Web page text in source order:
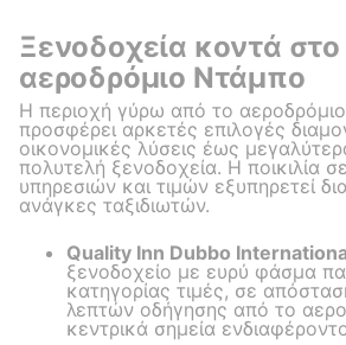
Ξενοδοχεία κοντά στο
αεροδρόμιο Ντάμπο
Η περιοχή γύρω από το
προσφέρει αρκετές επιλογές
οικονομικές λύσεις έως
πολυτελή ξενοδοχεία. Η ποικιλία
υπηρεσιών και τιμών εξυπηρετεί
ανάγκες ταξιδιωτών.
Quality Inn Dubbo
ξενοδοχείο με ευρύ φάσμα
κατηγορίας τιμές, σε
λεπτών οδήγησης από το
κεντρικά σημεία